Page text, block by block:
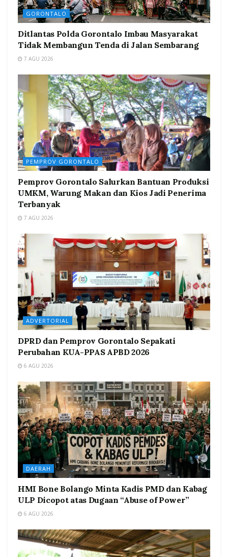
GORONTALO
Ditlantas Polda Gorontalo Imbau Masyarakat
Tidak Membangun Tenda di Jalan Sembarang
7 AGU 2026
PEMPROV GORONTALO
Pemprov Gorontalo Salurkan Bantuan Produksi
UMKM, Warung Makan dan Kios Jadi Penerima
Terbanyak
7 AGU 2026
ADVERTORIAL
DPRD dan Pemprov Gorontalo Sepakati
Perubahan KUA-PPAS APBD 2026
6 AGU 2026
DAERAH
HMI Bone Bolango Minta Kadis PMD dan Kabag
ULP Dicopot atas Dugaan “Abuse of Power”
6 AGU 2026